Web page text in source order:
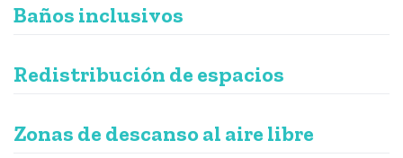
Baños inclusivos
Redistribución de espacios
Zonas de descanso al aire libre